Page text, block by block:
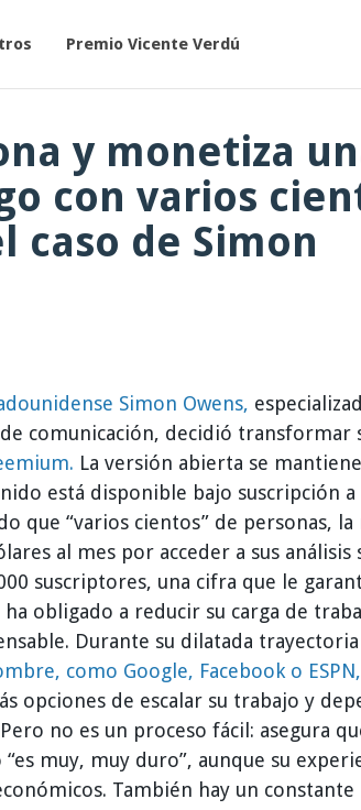
Premio Vicente Verdú
y monetiza
con varios
caso de Simon
Simon Owens,
comunicación, decidió transformar
La versión abierta se
está disponible bajo suscripción a
que “varios cientos” de personas,
al mes por acceder a sus análisis
suscriptores, una cifra que le
obligado a reducir su carga de
Durante su dilatada trayectoria
como Google, Facebook o ESPN,
opciones de escalar su trabajo y
no es un proceso fácil: asegura
muy, muy duro”, aunque su
También hay un constante